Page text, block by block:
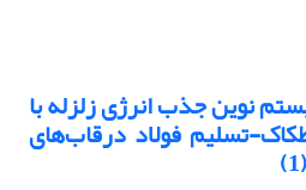
نوین جذب انرژی زلزله با
تسلیم فولاد درقاب‌های